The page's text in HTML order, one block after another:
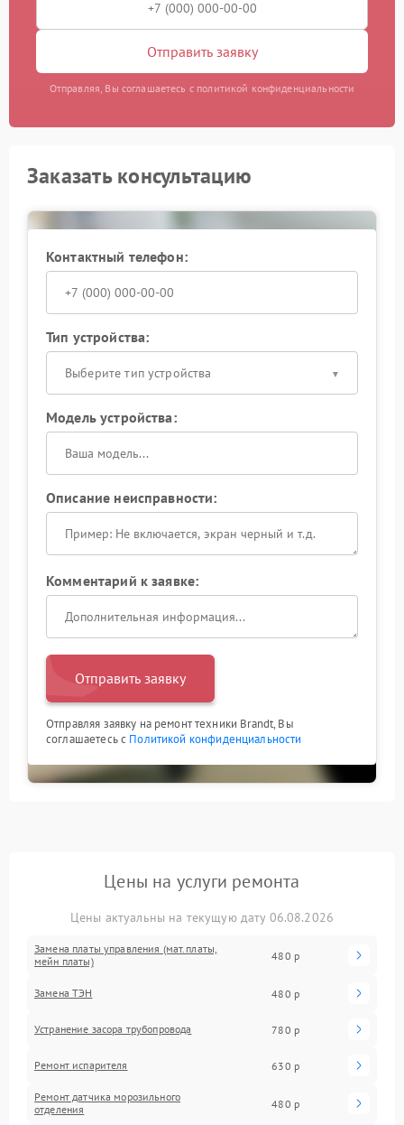
Отправить заявку
Отправляя, Вы соглашаетесь с политикой конфиденциальности
Заказать консультацию
Контактный телефон:
Тип устройства:
Выберите тип устройства
Модель устройства:
Описание неисправности:
Комментарий к заявке:
Отправить заявку
Отправляя заявку на ремонт техники Brandt, Вы
соглашаетесь с Политикой конфиденциальности
Цены на услуги ремонта
Цены актуальны на текущую дату 06.08.2026
Замена платы управления (мат.платы,
мейн платы)
480 р
Замена ТЭН 480 р
Устранение засора трубопровода 780 р
Ремонт испарителя 630 р
Ремонт датчика морозильного
отделения
480 р